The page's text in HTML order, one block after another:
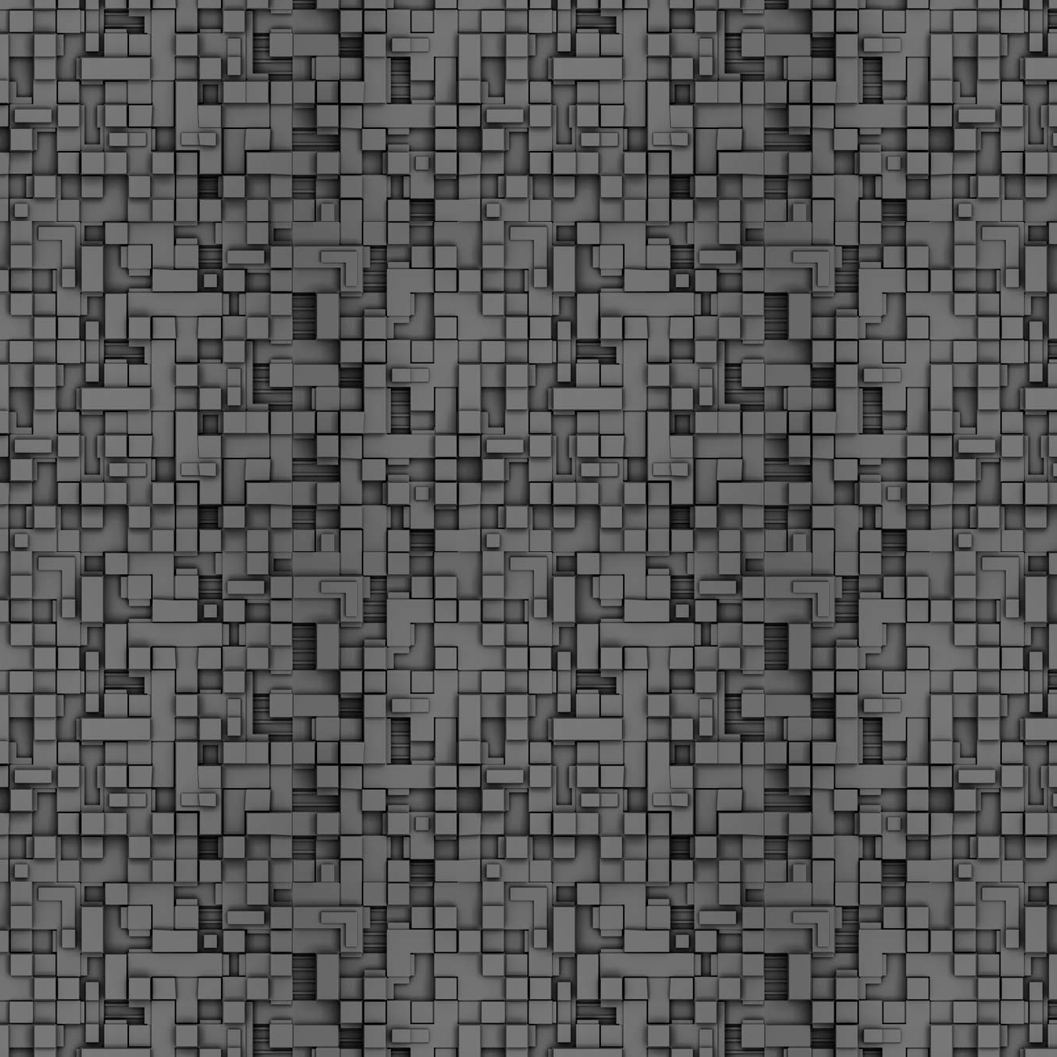
σε δήμους της χώρας. Το Dimastin, αναζητεί σχετικό
φωτογραφικό υλικό στο διαδίκτυο και σας το παρουσιάζει σε
αυτή την ανάρτηση. Επίσης, σας καλούμε, αν διαπιστώσετε ότι
μας έχουν "ξεφύγει" ορκωμοσίες, μπορείτε να στέλνετε το
φωτογραφικό τους υλικό στο dimasthes@gmail.gr ώστε να το
δημοσιεύουμε εδώ, άμεσα.
MAR
Θεσσαλονίκη: Ορκίστηκαν οι 75 νέοι δημοτικοί
αστυνομικοί – Τι τους ζήτησε ο Αγγελούδης
Ενισχύεται το έργο της δημοτικής αστυνομίας στο δήμο
Θεσσαλονίκης καθώς το πρωί της Τετάρτης 18 Μαρτίου
ορκίστηκαν οι 75 νέοι δημοτικοί αστυνομικοί.
«Με αυτούς, σε λίγους μήνες αποκτά ένα ισχυρό σώμα η
δημοτική αστυνομία. Θα είναι πιο κοντά στον πολίτη. Είχα την
ευκαιρία να είμαι σήμερα στην ορκωμοσία τους.
MAR
Ξεκίνησαν εδώ και μια εβδομάδα οι αφίξεις των
νεοπροσληφθέντων Δημοτικών Αστυνομικών στους
δήμους και οι ορκωμοσίες τους - Πλήρες
Μεγάλες μέρες ζει ο "οργανισμός" της Δημοτικής Αστυνομίας!
Να θυμίσουμε ότι κανονικές προσλήψεις στην Δημοτική
Αστυνομία έχουν να γίνουν από το 2010. Δεκαέξι ολόκληρα
χρόνια! Και βέβαια, ακόμη και με αυτές τις προσλήψεις, δεν
φτάνουμε ούτε τα 2/3 των Δημοτικών Αστυνομικών που
υπηρετούσαν το 2013 προ της κατάργησης της υπηρεσίας με
απόφαση του σημερινού πρωθυπουργού Κυριάκου Μητσοτάκη. Ας
είναι...
2
Δημοτική Αστυνομία Θεσσαλονίκης: Διμηνιαίος
απολογισμός ελέγχων τήρησης νομοθεσίας
Τον απολογισμό των δράσεων ελέγχου για τα ζώα συντροφιάς
κατά το δίμηνο Ιανουαρίου – Φεβρουαρίου 2026 παρουσιάζει η
Δημοτική Αστυνομία Θεσσαλονίκης, με στόχο την προστασία των
ζώων και την ομαλή συμβίωση στην πόλη.
FEB
18
ΣτΕ: Οριστική απόρριψη της επαναφοράς του 13ου
και 14ου μισθού για τους δημοσίους υπαλλήλους
Με την απόφαση αυτή, το ΣτΕ απορρίπτει οριστικά τις
αξιώσεις των δημοσίων υπαλλήλων για επαναφορά των
δώρων, επικυρώνοντας την τρέχουσα κατάσταση παρά τις
αντιδράσεις της ΑΔΕΔΥ
Το ΣτΕ απέρριψε οριστικά την προσφυγή της ΑΔΕΔΥ και ενός
εκπαιδευτικού για την επαναφορά των δώρων Χριστουγέννων,
Πάσχα και θερινής άδειας (13ος και 14ος μισθός) στους
εργαζόμενους του δημόσιου τομέα, κλείνοντας μια μακρά
διαμάχη δεκαετιών που αφορούσε τις μνημονιακές περικοπές.
Γνωστοποίηση έκδοσης οριστικών αποτελεσμάτων –
Παροχή οδηγιών.
► Δείτε/κατεβάστε την πολυαναμενόμενη εγκύκλιο του Υπ.
FEB
1
Με διαρροή 2 μέρες πριν την στάση εργασίας
ενημερώνει το ΣτΕ για την απόρριψη της επαναφοράς